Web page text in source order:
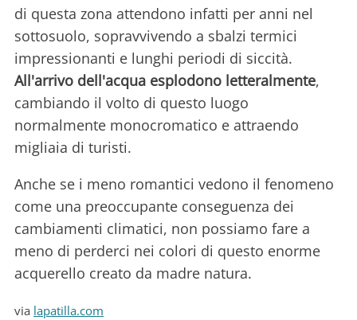
di questa zona attendono infatti per anni nel
sottosuolo, sopravvivendo a sbalzi termici
impressionanti e lunghi periodi di siccità.
All'arrivo dell'acqua esplodono letteralmente,
cambiando il volto di questo luogo
normalmente monocromatico e attraendo
migliaia di turisti.
Anche se i meno romantici vedono il fenomeno
come una preoccupante conseguenza dei
cambiamenti climatici, non possiamo fare a
meno di perderci nei colori di questo enorme
acquerello creato da madre natura.
via lapatilla.com